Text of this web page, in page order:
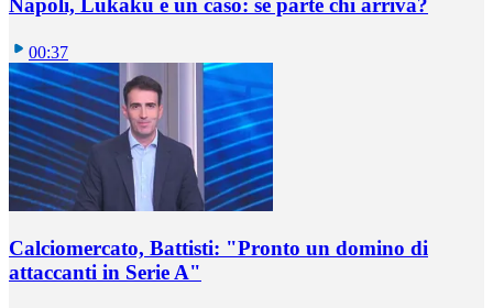
Napoli, Lukaku è un caso: se parte chi arriva?
00:37
Calciomercato, Battisti: "Pronto un domino di
attaccanti in Serie A"